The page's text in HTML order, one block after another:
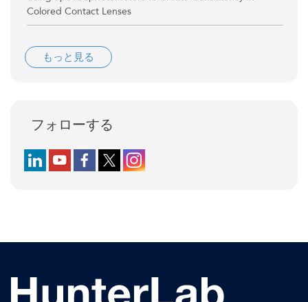
Colored Contact Lenses
もっと見る
フォローする
Follow us on LinkedIn
Follow us on YouTube
Follow us on Facebook
Follow us on X (formerly Twitter)
Follow us on Instagram